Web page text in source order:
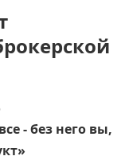
- без него вы,